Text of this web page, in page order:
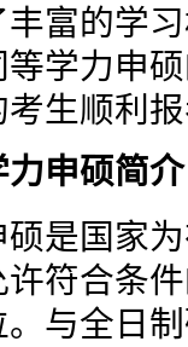
丰富的学
学力申
生顺利
申硕简介
硕是国家
符合条
与全日